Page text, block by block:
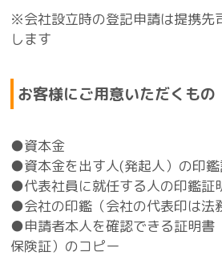
※会社設立時の登記申請は提携先
します
お客様にご用意いただくもの
●資本金
●資本金を出す人(発起人）の印
●代表社員に就任する人の印鑑証
●会社の印鑑（会社の代表印は法
●申請者本人を確認できる証明書
保険証）のコピー